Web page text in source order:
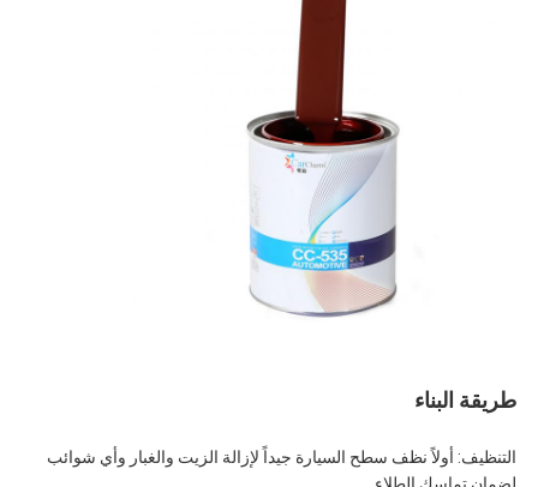
طريقة البناء
التنظيف: أولاً نظف سطح السيارة جيداً لإزالة الزيت والغبار وأي شوائب